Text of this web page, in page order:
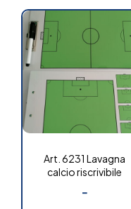
Art. 6231 Lavagna
calcio riscrivibile
-